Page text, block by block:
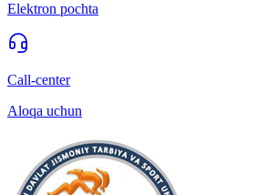
Elektron pochta
Call-center
Aloqa uchun